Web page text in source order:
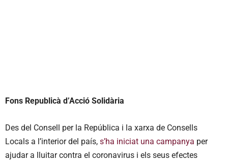
Fons Republicà d’Acció Solidària
Des del Consell per la República i la xarxa de Consells
Locals a l’interior del país, s’ha iniciat una campanya per
ajudar a lluitar contra el coronavirus i els seus efectes